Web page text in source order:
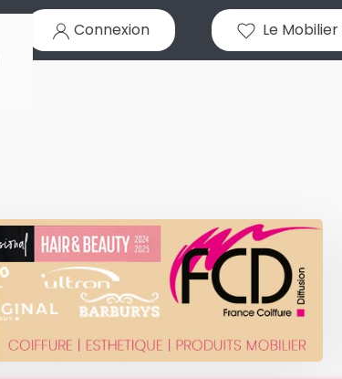
Connexion Le